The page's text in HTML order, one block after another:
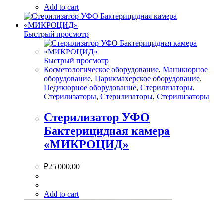
Add to cart
Быстрый просмотр
Быстрый просмотр
Косметологическое оборудование, Маникюрное
оборудование, Парикмахерское оборудование,
Педикюрное оборудование, Стерилизаторы,
Стерилизаторы, Стерилизаторы, Стерилизаторы
Стерилизатор УФО
Бактерицидная камера
«МИКРОЦИД»
₽25 000,00
Add to cart